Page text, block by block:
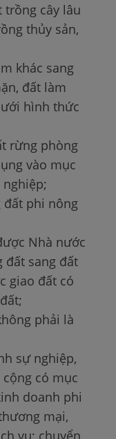
trồng cây lâu
thủy sản,
khác sang
đất làm
hình thức
rừng phòng
vào mục
đất phi nông
Nhà nước
đất sang đất
giao đất có
phải là
sự nghiệp,
có mục
doanh phi
mại,
vụ; chuyển